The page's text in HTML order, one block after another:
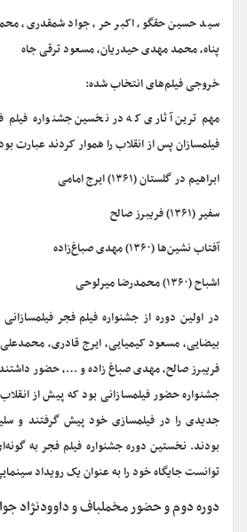
سید حسین حقگو، اکبر حر، جواد شمقدری،
پناه، محمد مهدی حیدریان، مسعود ترقی جاه
خروجی فیلم‌های انتخاب شده:
مهم ترین آثاری که در نخسین جشنواره
فیلمسازان پس از انقلاب را هموار کردند عبارت
ابراهیم در گلستان (۱۳۶۱) ایرج امامی
سفیر (۱۳۶۱) فریبرز صالح
آفتاب نشین‌ها (۱۳۶۰) مهدی صباغ‌زاده
اشباح (۱۳۶۰) محمدرضا میرلوحی
در اولین دوره از جشنواره فیلم فجر
بیضایی، مسعود کیمیایی، ایرج قادری،
فریبرز صالح، مهدی صباغ زاده و …، حضور
جشنواره حضور فیلمسازانی بود که پیش از
جدیدی را در فیلمسازی خود پیش گرفتند و
بودند. نخستین دوره جشنواره فیلم فجر به
توانست جایگاه خود را به عنوان یک رویداد
دوره دوم و حضور مخملباف و داوودنژاد